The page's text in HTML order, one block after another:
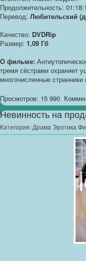
Продолжительность:
Перевод: Любительский
Качество: DVDRip
Размер: 1,09 Гб
О фильме:
тремя сёстрами охраняет
многочисленные
Просмотров: 15 990
Невинность на
Категория: Драма Эротика